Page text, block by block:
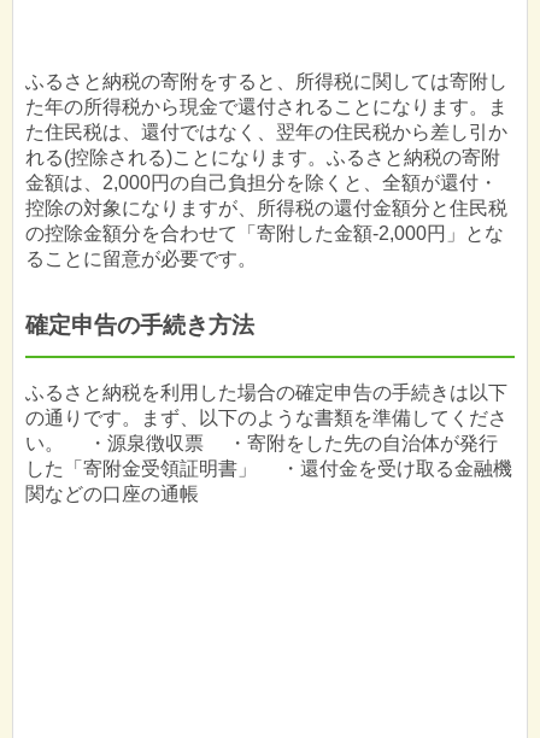
ふるさと納税の寄附をすると、所得税に関しては寄附し
た年の所得税から現金で還付されることになります。ま
た住民税は、還付ではなく、翌年の住民税から差し引か
れる(控除される)ことになります。ふるさと納税の寄附
金額は、2,000円の自己負担分を除くと、全額が還付・
控除の対象になりますが、所得税の還付金額分と住民税
の控除金額分を合わせて「寄附した金額-2,000円」とな
ることに留意が必要です。
確定申告の手続き方法
ふるさと納税を利用した場合の確定申告の手続きは以下
の通りです。まず、以下のような書類を準備してくださ
い。 ・源泉徴収票 ・寄附をした先の自治体が発行
した「寄附金受領証明書」 ・還付金を受け取る金融機
関などの口座の通帳